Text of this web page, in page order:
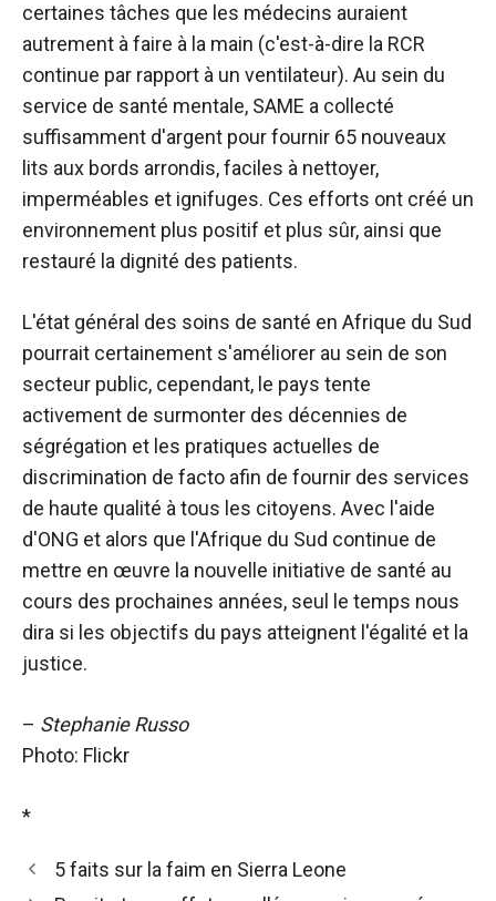
certaines tâches que les médecins auraient
autrement à faire à la main (c'est-à-dire la RCR
continue par rapport à un ventilateur). Au sein du
service de santé mentale, SAME a collecté
suffisamment d'argent pour fournir 65 nouveaux
lits aux bords arrondis, faciles à nettoyer,
imperméables et ignifuges. Ces efforts ont créé un
environnement plus positif et plus sûr, ainsi que
restauré la dignité des patients.
L'état général des soins de santé en Afrique du Sud
pourrait certainement s'améliorer au sein de son
secteur public, cependant, le pays tente
activement de surmonter des décennies de
ségrégation et les pratiques actuelles de
discrimination de facto afin de fournir des services
de haute qualité à tous les citoyens. Avec l'aide
d'ONG et alors que l'Afrique du Sud continue de
mettre en œuvre la nouvelle initiative de santé au
cours des prochaines années, seul le temps nous
dira si les objectifs du pays atteignent l'égalité et la
justice.
– Stephanie Russo
Photo: Flickr
*
5 faits sur la faim en Sierra Leone